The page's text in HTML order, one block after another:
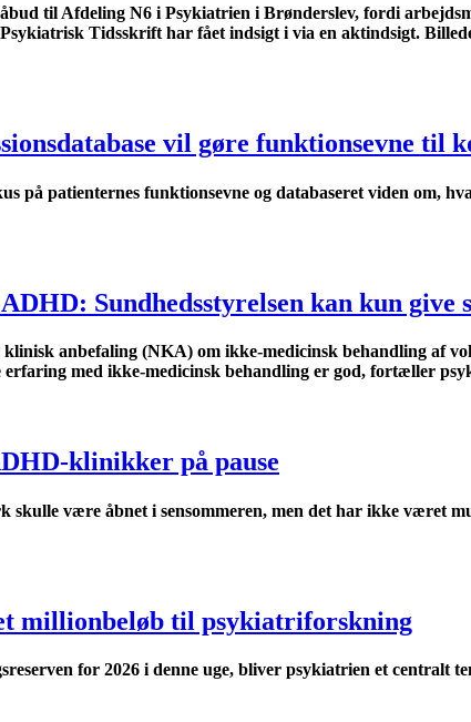
til Afdeling N6 i Psykiatrien i Brønderslev, fordi
Tidsskrift har fået indsigt i via en aktindsigt.
vil gøre funktionsevne til
på patienternes funktionsevne og databaseret viden om,
Sundhedsstyrelsen kan kun give
anbefaling (NKA) om ikke-medicinsk behandling af
med ikke-medicinsk behandling er god, fortæller
klinikker på pause
skulle være åbnet i sensommeren, men det har ikke været
millionbeløb til psykiatriforskning
for 2026 i denne uge, bliver psykiatrien et centralt